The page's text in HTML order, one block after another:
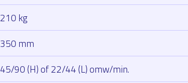
210 kg
350 mm
45/90 (H) of 22/44 (L) omw/min.